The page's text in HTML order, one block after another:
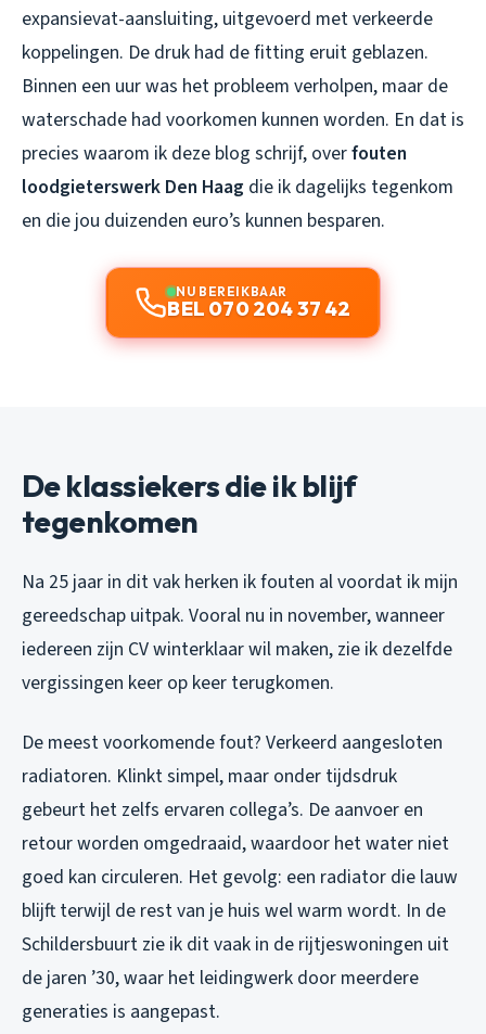
expansievat-aansluiting, uitgevoerd met verkeerde
koppelingen. De druk had de fitting eruit geblazen.
Binnen een uur was het probleem verholpen, maar de
waterschade had voorkomen kunnen worden. En dat is
precies waarom ik deze blog schrijf, overfouten
loodgieterswerk Den Haag die ik dagelijks tegenkom
en die jou duizenden euro’s kunnen besparen.
NU BEREIKBAAR
BEL 070 204 37 42
De klassiekers die ik blijf
tegenkomen
Na 25 jaar in dit vak herken ik fouten al voordat ik mijn
gereedschap uitpak. Vooral nu in november, wanneer
iedereen zijn CV winterklaar wil maken, zie ik dezelfde
vergissingen keer op keer terugkomen.
De meest voorkomende fout? Verkeerd aangesloten
radiatoren. Klinkt simpel, maar onder tijdsdruk
gebeurt het zelfs ervaren collega’s. De aanvoer en
retour worden omgedraaid, waardoor het water niet
goed kan circuleren. Het gevolg: een radiator die lauw
blijft terwijl de rest van je huis wel warm wordt. In de
Schildersbuurt zie ik dit vaak in de rijtjeswoningen uit
de jaren ’30, waar het leidingwerk door meerdere
generaties is aangepast.